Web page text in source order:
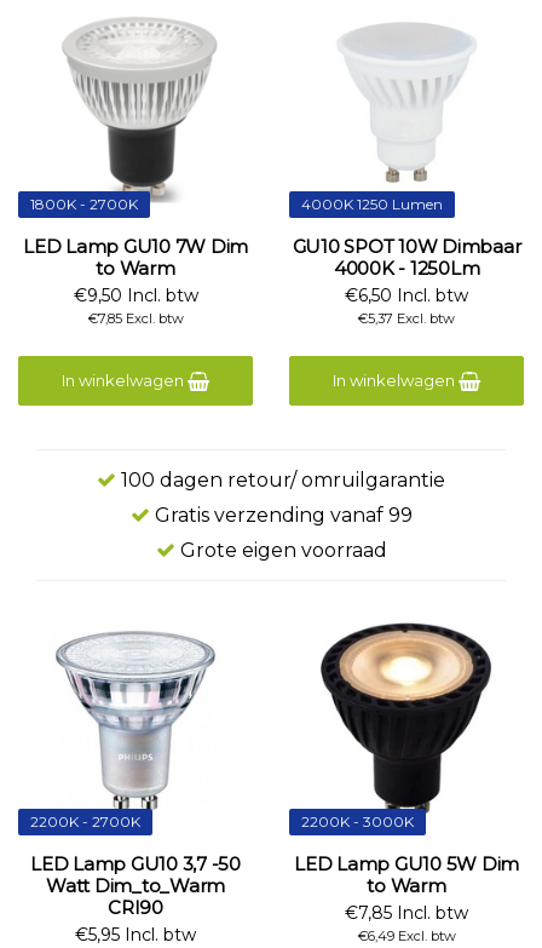
1800K - 2700K
LED Lamp GU10 7W Dim
to Warm
€9,50 Incl. btw
€7,85 Excl. btw
In winkelwagen
4000K 1250 Lumen
GU10 SPOT 10W Dimbaar
4000K - 1250Lm
€6,50 Incl. btw
€5,37 Excl. btw
In winkelwagen
100 dagen retour/ omruilgarantie
Gratis verzending vanaf 99
Grote eigen voorraad
2200K - 2700K
LED Lamp GU10 3,7 -50
Watt Dim_to_Warm
CRI90
€5,95 Incl. btw
2200K - 3000K
LED Lamp GU10 5W Dim
to Warm
€7,85 Incl. btw
€6,49 Excl. btw